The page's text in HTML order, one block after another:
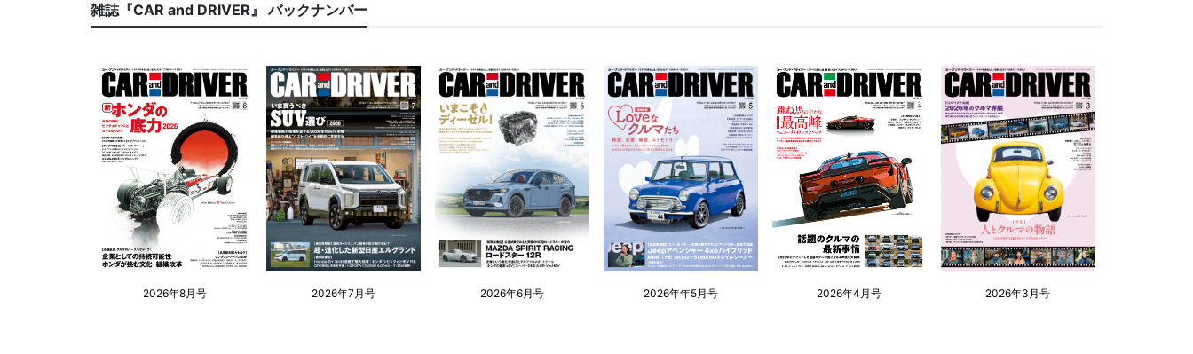
雑誌『CAR and DRIVER』 バックナンバー
2026年8月号 2026年7月号 2026年6月号 2026年年5月号 2026年4月号 2026年3月号